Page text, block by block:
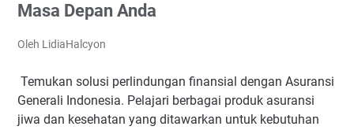
Masa Depan Anda
Oleh LidiaHalcyon
Temukan solusi perlindungan finansial dengan Asuransi
Generali Indonesia. Pelajari berbagai produk asuransi
jiwa dan kesehatan yang ditawarkan untuk kebutuhan